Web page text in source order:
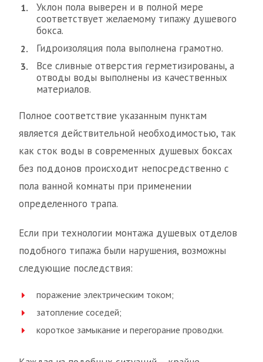
Уклон пола выверен и в полной мере
соответствует желаемому типажу душевого
бокса.
Гидроизоляция пола выполнена грамотно.
Все сливные отверстия герметизированы, а
отводы воды выполнены из качественных
материалов.
Полное соответствие указанным пунктам
является действительной необходимостью, так
как сток воды в современных душевых боксах
без поддонов происходит непосредственно с
пола ванной комнаты при применении
определенного трапа.
Если при технологии монтажа душевых отделов
подобного типажа были нарушения, возможны
следующие последствия:
поражение электрическим током;
затопление соседей;
короткое замыкание и перегорание проводки.